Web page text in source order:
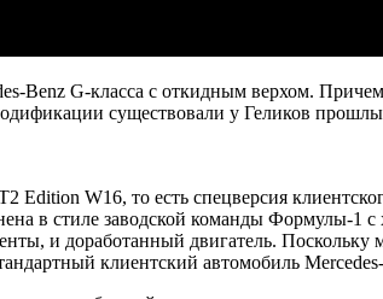
Benz G-класса с откидным верхом.
существовали у Геликов
Edition W16, то есть спецверсия
в стиле заводской команды Формулы-
и доработанный двигатель.
клиентский автомобиль